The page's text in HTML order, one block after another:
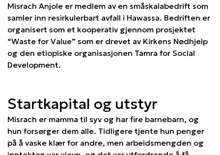
Misrach Anjole er medlem av en småskalabedrift som
samler inn resirkulerbart avfall i Hawassa. Bedriften er
organisert som et kooperativ gjennom prosjektet
“Waste for Value” som er drevet av Kirkens Nødhjelp
og den etiopiske organisasjonen Tamra for Social
Development.
Startkapital og utstyr
Misrach er mamma til syv og har fire barnebarn, og
hun forsørger dem alle. Tidligere tjente hun penger
på å vaske klær for andre, men arbeidsmengden og